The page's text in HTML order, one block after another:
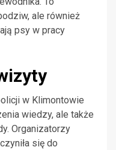
ale również
psy w pracy
w Klimontowie
wiedzy, ale także
Organizatorzy
się do